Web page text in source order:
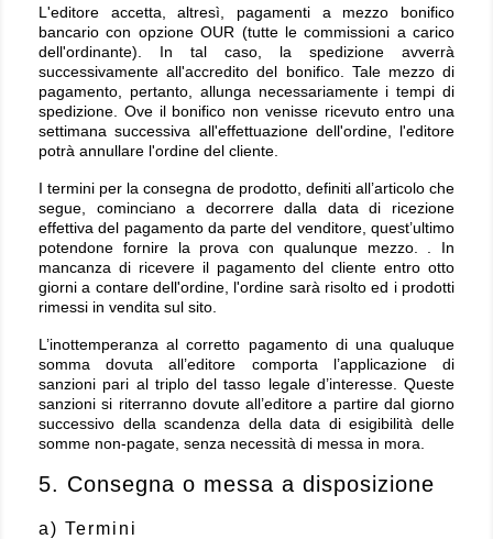
L'editore accetta, altresì, pagamenti a mezzo bonifico
bancario con opzione OUR (tutte le commissioni a carico
dell'ordinante). In tal caso, la spedizione avverrà
successivamente all'accredito del bonifico. Tale mezzo di
pagamento, pertanto, allunga necessariamente i tempi di
spedizione. Ove il bonifico non venisse ricevuto entro una
settimana successiva all'effettuazione dell'ordine, l'editore
potrà annullare l'ordine del cliente.
I termini per la consegna de prodotto, definiti all’articolo che
segue, cominciano a decorrere dalla data di ricezione
effettiva del pagamento da parte del venditore, quest’ultimo
potendone fornire la prova con qualunque mezzo. . In
mancanza di ricevere il pagamento del cliente entro otto
giorni a contare dell'ordine, l'ordine sarà risolto ed i prodotti
rimessi in vendita sul sito.
L’inottemperanza al corretto pagamento di una qualuque
somma dovuta all’editore comporta l’applicazione di
sanzioni pari al triplo del tasso legale d’interesse. Queste
sanzioni si riterranno dovute all’editore a partire dal giorno
successivo della scandenza della data di esigibilità delle
somme non-pagate, senza necessità di messa in mora.
5. Consegna o messa a disposizione
a) Termini